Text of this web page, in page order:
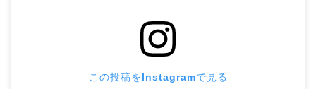
この投稿をInstagramで見る